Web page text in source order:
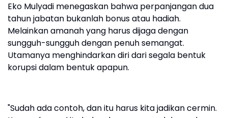
Eko Mulyadi menegaskan bahwa perpanjangan dua
tahun jabatan bukanlah bonus atau hadiah.
Melainkan amanah yang harus dijaga dengan
sungguh-sungguh dengan penuh semangat.
Utamanya menghindarkan diri dari segala bentuk
korupsi dalam bentuk apapun.
"Sudah ada contoh, dan itu harus kita jadikan cermin.